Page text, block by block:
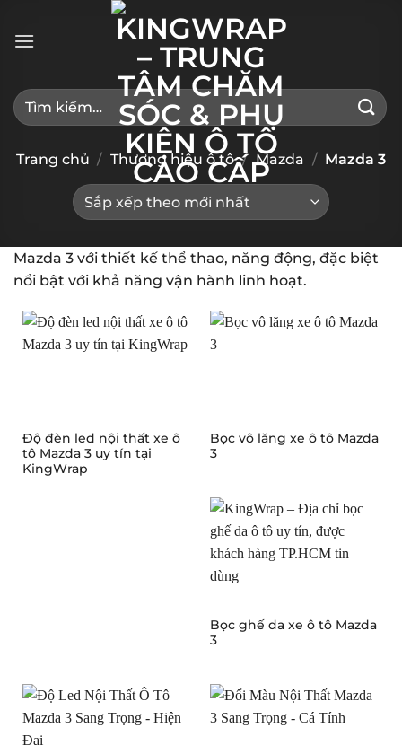
qua
Tìm
kiếm:
Trang chủ / Thương hiệu ô tô / Mazda / Mazda 3
Mazda 3 với thiết kế thể thao, năng động, đặc biệt
nổi bật với khả năng vận hành linh hoạt.
Độ đèn led nội thất xe ô
tô Mazda 3 uy tín tại
KingWrap
Bọc vô lăng xe ô tô Mazda
3
Bọc ghế da xe ô tô Mazda
3